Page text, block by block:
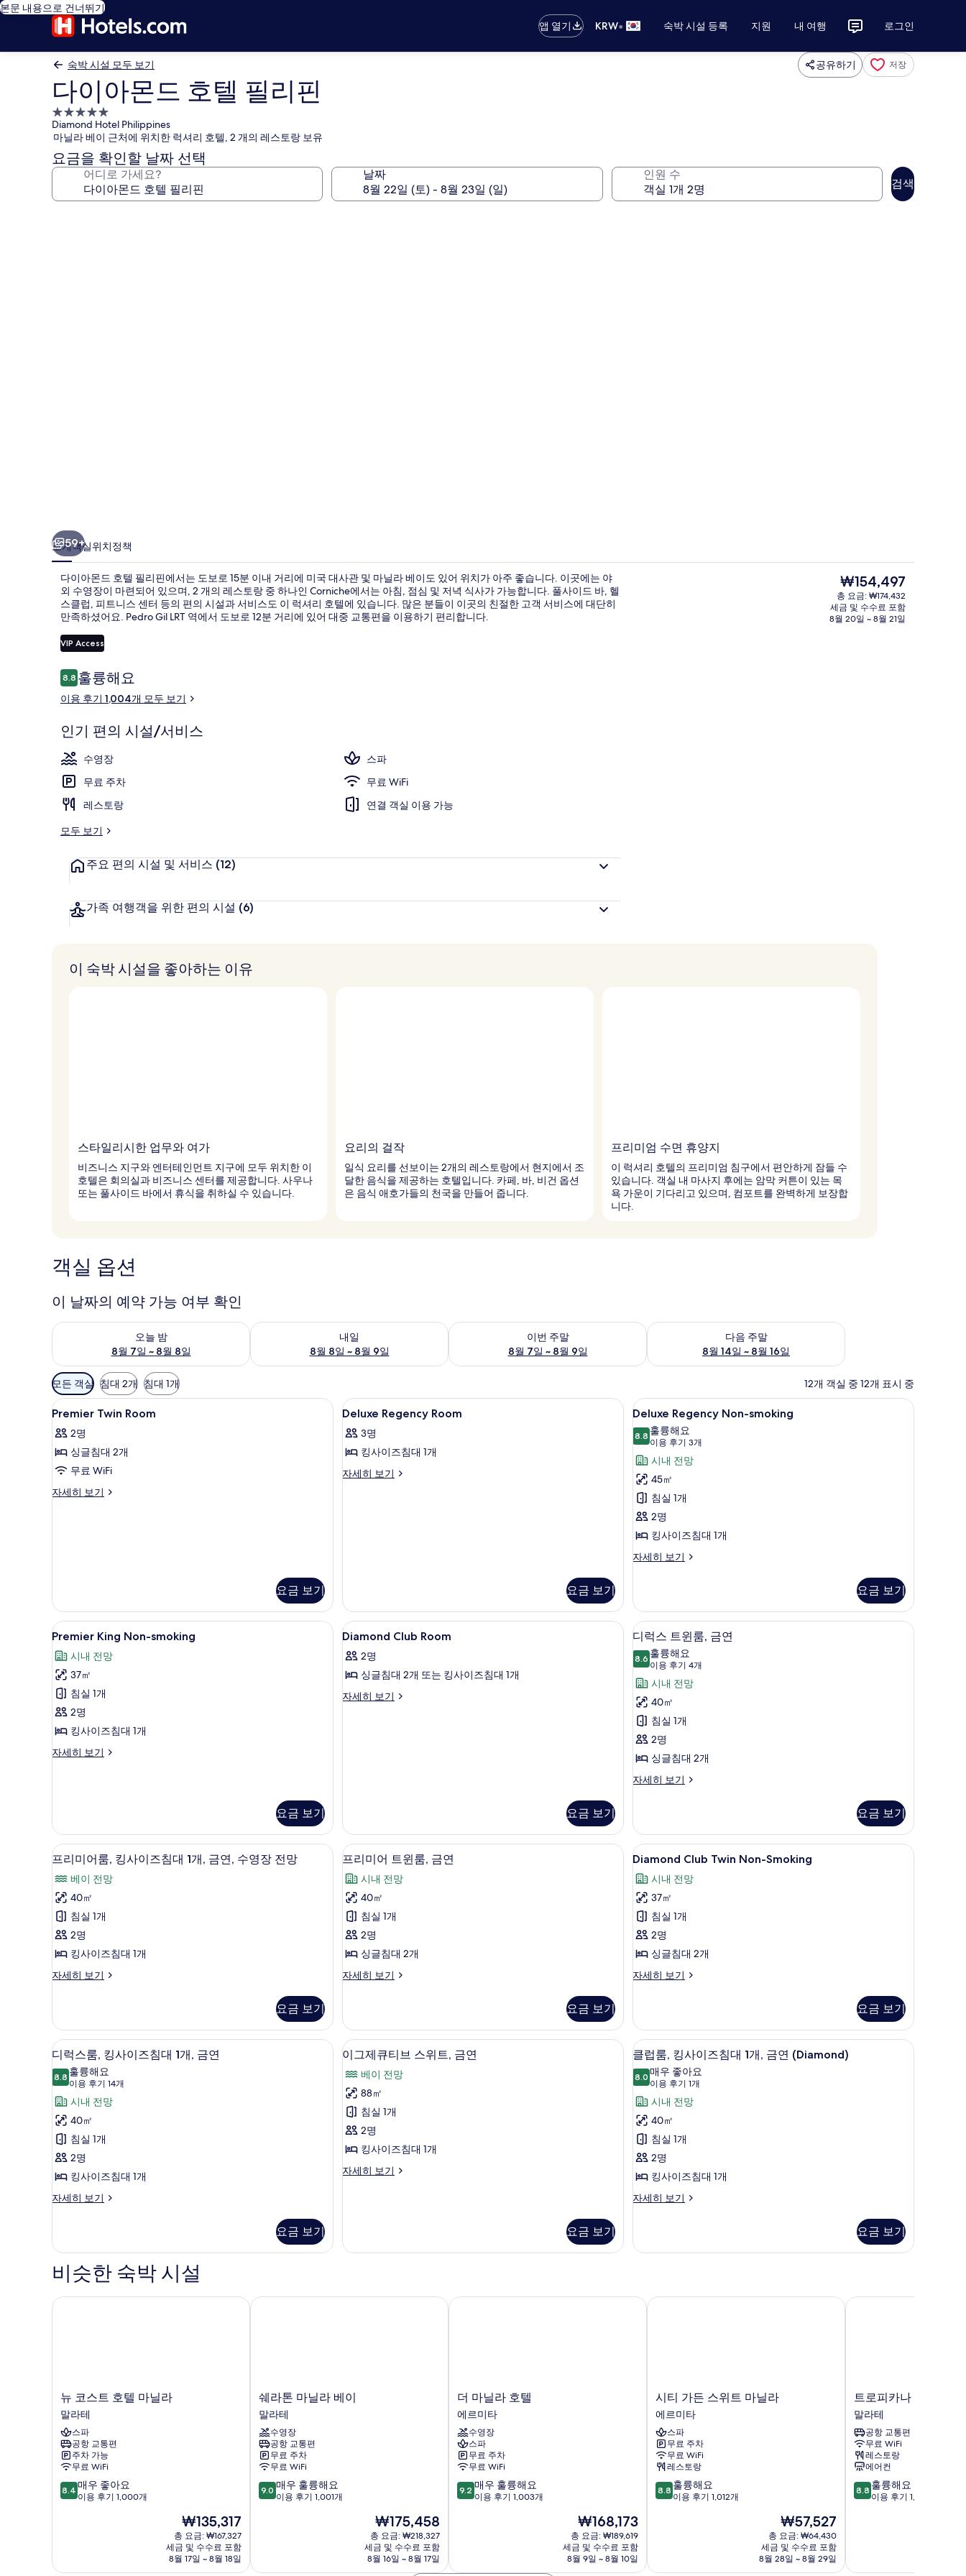
본문 내용으로 건너뛰기
앱 열기
KRW• 숙박 시설 등록 지원 내 여행 로그인
숙박 시설 모두 보기 공유하기 저장
다이아몬드 호텔 필리핀
5.0
성
급
숙
박
Diamond Hotel Philippines
마닐라 베이 근처에 위치한 럭셔리 호텔, 2 개의 레스토랑 보유
요금을 확인할 날짜 선택
어디로 가세요? 날짜 인원 수
검색
러
리
해변/바다 전망
59+
소개객실위치정책
다이아몬드 호텔 필리핀에서는 도보로 15분 이내 거리에 미국 대사관 및 마닐라 베이도 있어 위치가 아주 좋습니다. 이곳에는 야
외 수영장이 마련되어 있으며, 2 개의 레스토랑 중 하나인 Corniche에서는 아침, 점심 및 저녁 식사가 가능합니다. 풀사이드 바, 헬
스클럽, 피트니스 센터 등의 편의 시설과 서비스도 이 럭셔리 호텔에 있습니다. 많은 분들이 이곳의 친절한 고객 서비스에 대단히
만족하셨어요. Pedro Gil LRT 역에서 도보로 12분 거리에 있어 대중 교통편을 이용하기 편리합니다.
VIP Access
이
용
후
8.810점 만점 중 8.8점.
훌륭해요
이용 후기 1,004개 모두 보기
인기 편의 시설/서비스
수영장
스파
무료 주차
무료 WiFi
레스토랑
연결 객실 이용 가능
모두 보기
주요 편의 시설 및 서비스 (12)
가족 여행객을 위한 편의 시설 (6)
현
재
가
격
₩154,497
총 요금: ₩174,432
세금 및 수수료 포함
8월 20일 ~ 8월 21일
이 숙박 시설을 좋아하는 이유
스타일리시한 업무와 여가
비즈니스 지구와 엔터테인먼트 지구에 모두 위치한 이
호텔은 회의실과 비즈니스 센터를 제공합니다. 사우나
또는 풀사이드 바에서 휴식을 취하실 수 있습니다.
요리의 걸작
일식 요리를 선보이는 2개의 레스토랑에서 현지에서 조
달한 음식을 제공하는 호텔입니다. 카페, 바, 비건 옵션
은 음식 애호가들의 천국을 만들어 줍니다.
프리미엄 수면 휴양지
이 럭셔리 호텔의 프리미엄 침구에서 편안하게 잠들 수
있습니다. 객실 내 마사지 후에는 암막 커튼이 있는 목
욕 가운이 기다리고 있으며, 컴포트를 완벽하게 보장합
니다.
객실 옵션
이 날짜의 예약 가능 여부 확인
오늘 밤
8월 7일 ~ 8월 8일
오늘 밤 예약 가능 여부 확인, 8월 7일 ~ 8월 8일
내일
8월 8일 ~ 8월 9일
내일 예약 가능 여부 확인, 8월 8일 ~ 8월 9일
이번 주말
8월 7일 ~ 8월 9일
이번 주말 예약 가능 여부 확인, 8월 7일 ~ 8월 9일
다음 주말
8월 14일 ~ 8월 16일
다음 주말 예약 가능 여부 확인, 8월 14일 ~ 8월 16일
객
실
에
사
용
가
능
한
모든 객실 침대 2개 침대 1개 12개 객실 중 12개 표시 중
Premier
Twin
Room
사
진
모
고급 침구, 미니바, 객실 내 금고, 노트북 작업 공간
10
Premier Twin Room
2명
싱글침대 2개
무료 WiFi
자세히 보기
Premier
요금 보기
Deluxe
Regency
Room
사
진
고급 침구, 미니바, 객실 내 금고, 노트북 작업 공간
5
Deluxe Regency Room
3명
킹사이즈침대 1개
자세히 보기
Deluxe
요금 보기
Deluxe
Regency
Non-
smoking
사
진
모
두
기
Deluxe Regency Non-smoking | 고급 침구,
4
Deluxe Regency Non-smoking
8.88.8점 만점 중 10점
훌륭해요
이용 후기 3개
(이
용
후
기
3
개)
시내 전망
45㎡
침실 1개
2명
킹사이즈침대 1개
자세히 보기
Deluxe
자
세
히
보
기
요금 보기
Premier
King
Non-
smoking
사
진
모
두
고급 침구, 미니바, 객실 내 금고, 노트북 작업 공간
5
Premier King Non-smoking
시내 전망
37㎡
침실 1개
2명
킹사이즈침대 1개
자세히 보기
Premier
히
보
기
요금 보기
Diamond
Club
Room
사
진
고급 침구, 미니바, 객실 내 금고, 노트북 작업 공간
4
Diamond Club Room
2명
싱글침대 2개 또는 킹사이즈침대 1개
자세히 보기
Diamond
요금 보기
디
럭
스
트
윈
룸,
금
연
사
두
보
기
디럭스 트윈룸, 금연 | 고급 침구, 미니바, 객실
3
디럭스 트윈룸, 금연
8.68.6점 만점 중 10점
훌륭해요
이용 후기 4개
(이
용
후
기
4
개)
시내 전망
40㎡
침실 1개
2명
싱글침대 2개
자세히 보기
디
윈
룸,
금
자
세
히
보
기
요금 보기
프
미
어
룸,
킹
이
침
대
1
개,
금
연,
수
영
장
전
망
진
두
보
고급 침구, 미니바, 객실 내 금고, 노트북 작업 공간
5
프리미어룸, 킹사이즈침대 1개, 금연, 수영장 전망
베이 전망
40㎡
침실 1개
2명
킹사이즈침대 1개
자세히 보기
프
룸,
킹
사
이
즈
대
개,
금
연,
영
장
전
세
보
요금 보기
프
리
미
어
트
윈
금
사
진
모
두
보
기
프리미어 트윈룸, 금연 | 고급 침구, 미니바, 객실 내 금고, 노트북 작업 공간
7
프리미어 트윈룸, 금연
시내 전망
40㎡
침실 1개
2명
싱글침대 2개
자세히 보기
프
트
윈
룸,
금
연
자
세
히
보
기
요금 보기
Diamond
Club
Twin
Non-
Smoking
사
진
모
기
고급 침구, 미니바, 객실 내 금고, 노트북 작업
5
Diamond Club Twin Non-Smoking
시내 전망
37㎡
침실 1개
2명
싱글침대 2개
자세히 보기
Diamond
Smoking
자
세
보
요금 보기
디
럭
스
룸,
킹
사
이
즈
침
개,
금
사
기
디럭스룸, 킹사이즈침대 1개, 금연 | 고급 침구, 미니바, 객실 내 금고, 노트북 작업 공간
3
디럭스룸, 킹사이즈침대 1개, 금연
8.88.8점 만점 중 10점
훌륭해요
이용 후기 14개
(이
용
후
기
14
개)
시내 전망
40㎡
침실 1개
2명
킹사이즈침대 1개
자세히 보기
디
킹
이
침
기
요금 보기
이
그
제
큐
티
브
위
사
이그제큐티브 스위트, 금연 | 고급 침구, 미니바, 객실 내 금고, 노트북 작업 공간
5
이그제큐티브 스위트, 금연
베이 전망
88㎡
침실 1개
2명
킹사이즈침대 1개
자세히 보기
이
스
연
요금 보기
클
럽
룸,
킹
사
이
즈
침
대
금
사
클럽룸, 킹사이즈침대 1개, 금연 (Diamond) |
5
클럽룸, 킹사이즈침대 1개, 금연 (Diamond)
8.08.0점 만점 중 10점
매우 좋아요
이용 후기 1개
(이
용
후
기
개)
시내 전망
40㎡
침실 1개
2명
킹사이즈침대 1개
자세히 보기
클
사
대
요금 보기
비슷한 숙박 시설
뉴
코
스
트
호
텔
마
닐
라
뉴 코스트 호텔 마닐라
말라테
스파
공항 교통편
주차 가능
무료 WiFi
10
점
8.4 매우 좋아요
이용 후기 1,000개
현
재
요
금
₩135,317
₩135,317
총 요금: ₩167,327
세금 및 수수료 포함
8월 17일 ~ 8월 18일
뉴 코스트 호텔 마닐라
쉐
라
톤
마
닐
라
베
이
말
쉐라톤 마닐라 베이
말라테
수영장
공항 교통편
무료 주차
무료 WiFi
10
점
9.0 매우 훌륭해요
이용 후기 1,001개
현
재
요
금
₩175,458
₩175,458
총 요금: ₩218,327
세금 및 수수료 포함
8월 16일 ~ 8월 17일
쉐라톤 마닐라 베이
더
마
닐
라
호
텔
에
르
미
더 마닐라 호텔
에르미타
수영장
스파
무료 주차
무료 WiFi
10
점
9.2 매우 훌륭해요
이용 후기 1,003개
현
재
요
금
₩168,173
₩168,173
총 요금: ₩189,619
세금 및 수수료 포함
8월 9일 ~ 8월 10일
더 마닐라 호텔
시
티
가
든
스
위
트
마
닐
시티 가든 스위트 마닐라
에르미타
스파
무료 주차
무료 WiFi
레스토랑
10
점
8.8 훌륭해요
이용 후기 1,012개
현
재
요
금
₩57,527
₩57,527
총 요금: ₩64,430
세금 및 수수료 포함
8월 28일 ~ 8월 29일
시티 가든 스위트 마닐라
트
로
피
카
나
스
위
트
말
트로피카나 스위트
말라테
공항 교통편
무료 WiFi
레스토랑
에어컨
10
점
8.8 훌륭해요
이용 후기 1,004개
트로피카나 스위트